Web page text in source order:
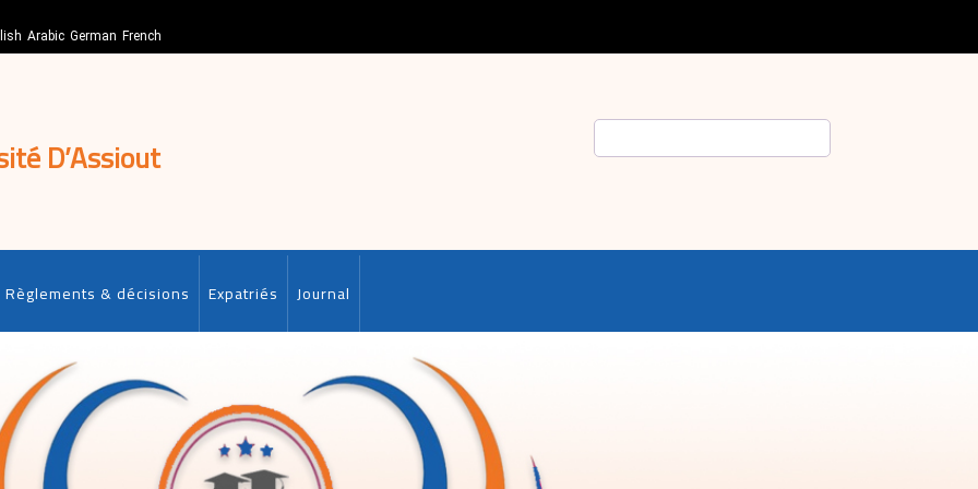
Arabic German French
D’Assiout
Règlements & décisions Expatriés Journal